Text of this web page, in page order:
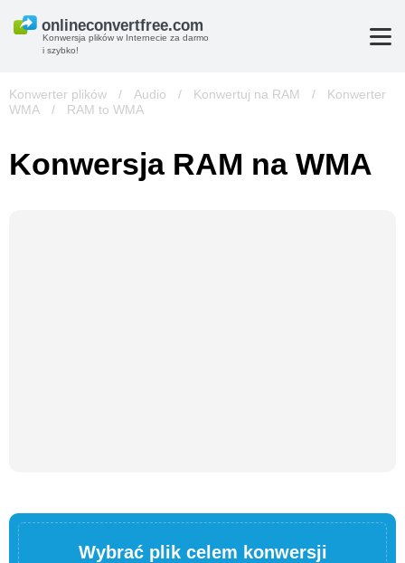
Konwersja plików w Internecie za darmo
i szybko!
Konwerter plików / Audio / Konwertuj na RAM /
Konwerter
WMA
/ RAM to WMA
Konwersja RAM na WMA
Wybrać plik celem konwersji